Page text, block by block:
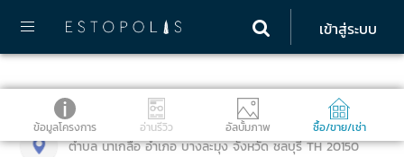
เข้าสู่ระบบ
ข้อมูลโครงการ อ่านรีวิว อัลบั้มภาพ ซื้อ/ขาย/เช่า
ตำบล นาเกลือ อำเภอ บางละมุง จังหวัด ชลบุรี TH 20150